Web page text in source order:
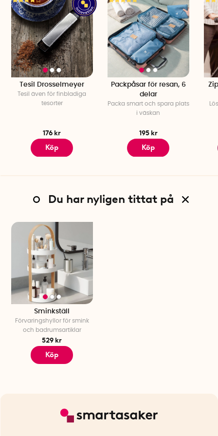
Mellan första och andra hyllplanet: ca 19,5 cm
Mellan andra och tredje hyllplanet: ca 11,5 cm
Mellan tredje hyllplanet och handtaget: ca 18 cm
Tesil Drosselmeyer
Tesil även för finbladiga
tesorter
176 kr
Köp
Packpåsar för resan, 6
delar
Packa smart och spara plats
i väskan
195 kr
Köp
Du har nyligen tittat på
Sminkställ
Förvaringshyllor för smink
och badrumsartiklar
529 kr
Köp